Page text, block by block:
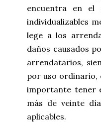
encuentra en
individualizables
lege a los
daños causados
arrendatarios,
por uso ordinario,
importante tener
más de veinte
aplicables.